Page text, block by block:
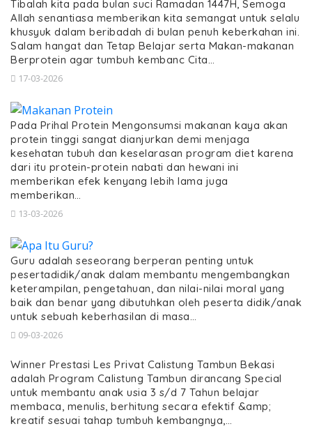
Tibalah kita pada bulan suci Ramadan 1447H, Semoga
Allah senantiasa memberikan kita semangat untuk selalu
khusyuk dalam beribadah di bulan penuh keberkahan ini.
Salam hangat dan Tetap Belajar serta Makan-makanan
Berprotein agar tumbuh kembanc Cita…
17-03-2026
Pada Prihal Protein Mengonsumsi makanan kaya akan
protein tinggi sangat dianjurkan demi menjaga
kesehatan tubuh dan keselarasan program diet karena
dari itu protein-protein nabati dan hewani ini
memberikan efek kenyang lebih lama juga
memberikan…
13-03-2026
Guru adalah seseorang berperan penting untuk
pesertadidik/anak dalam membantu mengembangkan
keterampilan, pengetahuan, dan nilai-nilai moral yang
baik dan benar yang dibutuhkan oleh peserta didik/anak
untuk sebuah keberhasilan di masa…
09-03-2026
Winner Prestasi Les Privat Calistung Tambun Bekasi
adalah Program Calistung Tambun dirancang Special
untuk membantu anak usia 3 s/d 7 Tahun belajar
membaca, menulis, berhitung secara efektif &amp;
kreatif sesuai tahap tumbuh kembangnya,…